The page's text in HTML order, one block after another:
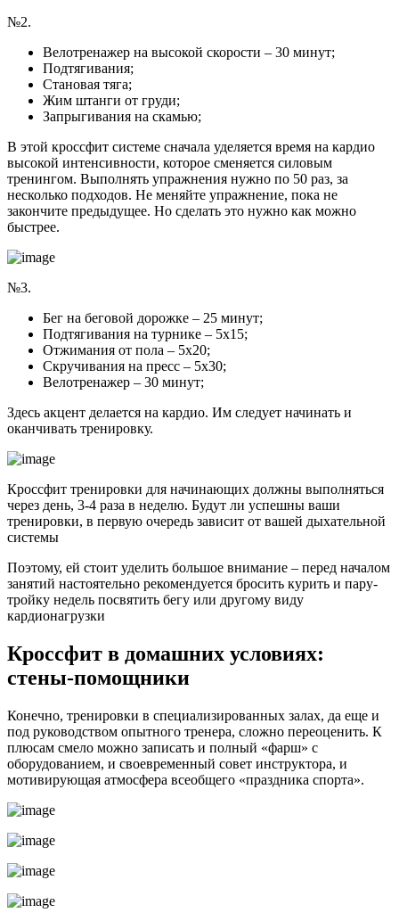
№2.
Велотренажер на высокой скорости – 30 минут;
Подтягивания;
Становая тяга;
Жим штанги от груди;
Запрыгивания на скамью;
В этой кроссфит системе сначала уделяется время на кардио
высокой интенсивности, которое сменяется силовым
тренингом. Выполнять упражнения нужно по 50 раз, за
несколько подходов. Не меняйте упражнение, пока не
закончите предыдущее. Но сделать это нужно как можно
быстрее.
№3.
Бег на беговой дорожке – 25 минут;
Подтягивания на турнике – 5х15;
Отжимания от пола – 5х20;
Скручивания на пресс – 5х30;
Велотренажер – 30 минут;
Здесь акцент делается на кардио. Им следует начинать и
оканчивать тренировку.
Кроссфит тренировки для начинающих должны выполняться
через день, 3-4 раза в неделю. Будут ли успешны ваши
тренировки, в первую очередь зависит от вашей дыхательной
системы
Поэтому, ей стоит уделить большое внимание – перед началом
занятий настоятельно рекомендуется бросить курить и пару-
тройку недель посвятить бегу или другому виду
кардионагрузки
Кроссфит в домашних условиях:
стены-помощники
Конечно, тренировки в специализированных залах, да еще и
под руководством опытного тренера, сложно переоценить. К
плюсам смело можно записать и полный «фарш» с
оборудованием, и своевременный совет инструктора, и
мотивирующая атмосфера всеобщего «праздника спорта».